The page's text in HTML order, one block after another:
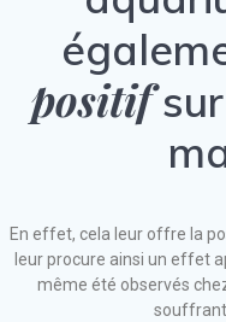
positifsur
En effet, cela leur offre la
leur procure ainsi un effet
même été observés